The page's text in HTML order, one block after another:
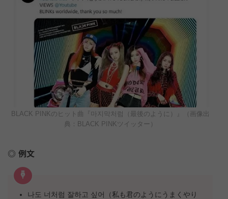
BLACK PINKのヒット曲『마지막처럼（最後のように）』（画像出
典：BLACK PINKツイッター）
例文
나도 너처럼 잘하고 싶어（私も君のようにうまくやり